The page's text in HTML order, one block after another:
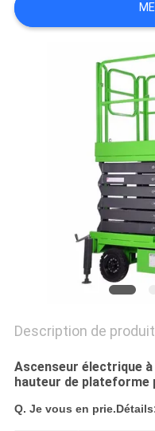
DEMANDEZ
UN DEVIS
POLITIQUE
Description de produit
Ascenseur électrique
hauteur de plateforme
Q. Je vous en prie.